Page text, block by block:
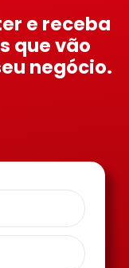
e receba
que vão
negócio.